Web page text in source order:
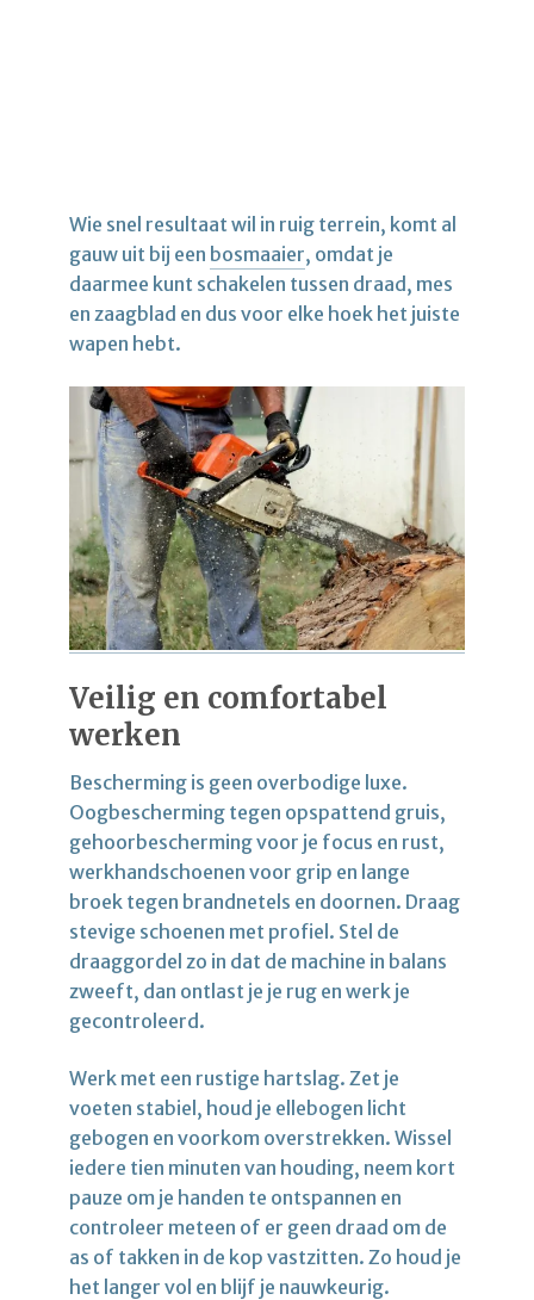
Wie snel resultaat wil in ruig terrein, komt al
gauw uit bij een bosmaaier, omdat je
daarmee kunt schakelen tussen draad, mes
en zaagblad en dus voor elke hoek het juiste
wapen hebt.
Veilig en comfortabel
werken
Bescherming is geen overbodige luxe.
Oogbescherming tegen opspattend gruis,
gehoorbescherming voor je focus en rust,
werkhandschoenen voor grip en lange
broek tegen brandnetels en doornen. Draag
stevige schoenen met profiel. Stel de
draaggordel zo in dat de machine in balans
zweeft, dan ontlast je je rug en werk je
gecontroleerd.
Werk met een rustige hartslag. Zet je
voeten stabiel, houd je ellebogen licht
gebogen en voorkom overstrekken. Wissel
iedere tien minuten van houding, neem kort
pauze om je handen te ontspannen en
controleer meteen of er geen draad om de
as of takken in de kop vastzitten. Zo houd je
het langer vol en blijf je nauwkeurig.